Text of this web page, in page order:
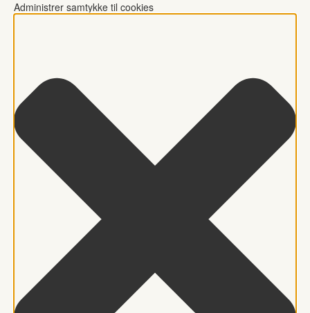
Administrer samtykke til cookies